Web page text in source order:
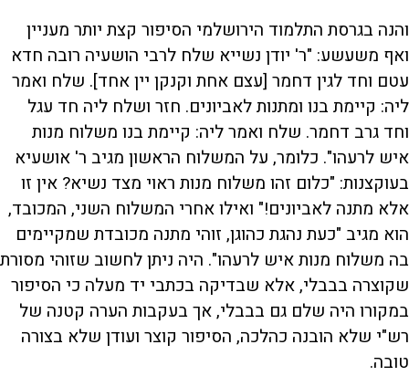
והנה בגרסת התלמוד הירושלמי הסיפור קצת יותר מעניין
ואף משעשע: "ר' יודן נשייא שלח לרבי הושעיה רובה חדא
עטם וחד לגין דחמר [עצם אחת וקנקן יין אחד]. שלח ואמר
ליה: קיימת בנו ומתנות לאביונים. חזר ושלח ליה חד עגל
וחד גרב דחמר. שלח ואמר ליה: קיימת בנו משלוח מנות
איש לרעהו". כלומר, על המשלוח הראשון מגיב ר' אושעיא
בעוקצנות: "כלום זהו משלוח מנות ראוי מצד נשיא? אין זו
אלא מתנה לאביונים!" ואילו אחרי המשלוח השני, המכובד,
הוא מגיב "כעת נהגת כהוגן, זוהי מתנה מכובדת שמקיימים
בה משלוח מנות איש לרעהו". היה ניתן לחשוב שזוהי מסורת
שקוצרה בבבלי, אלא שבדיקה בכתבי יד מעלה כי הסיפור
במקורו היה שלם גם בבבלי, אך בעקבות הערה קטנה של
רש"י שלא הובנה כהלכה, הסיפור קוצר ועודן שלא בצורה
טובה.